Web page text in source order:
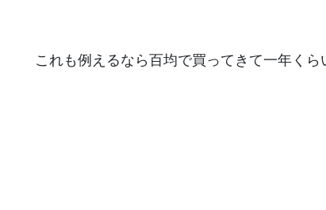
これも例えるなら百均で買ってきて一年くら